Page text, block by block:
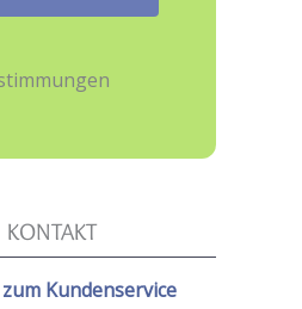
KONTAKT
Kundenservice